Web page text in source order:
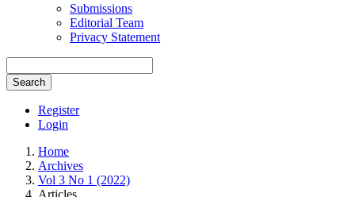
Submissions
Editorial Team
Privacy Statement
Search
Register
Login
Home
Archives
Vol 3 No 1 (2022)
Articles